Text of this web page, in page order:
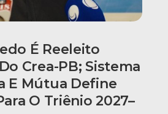
É Reeleito
Crea-PB; Sistema
E Mútua Define
O Triênio 2027–